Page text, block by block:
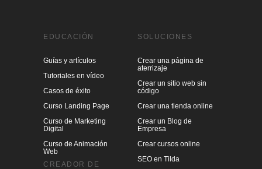
Guías y artículos
Tutoriales en vídeo
Casos de éxito
Curso Landing Page
Curso de Marketing
Digital
Curso de Animación
Web
EDUCACIÓN
CREADOR DE
Crear una página de
aterrizaje
Crear un sitio web sin
código
Crear una tienda online
Crear un Blog de
Empresa
Crear cursos online
SEO en Tilda
SOLUCIONES